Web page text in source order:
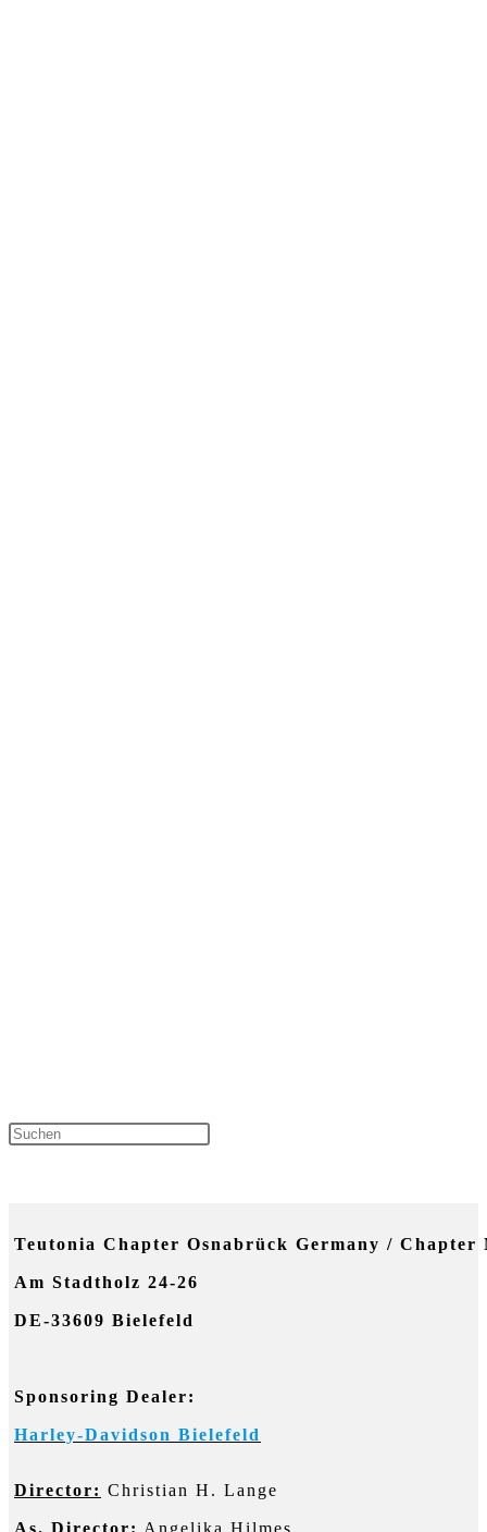
Teutonia Chapter Osnabrück Germany / Chapter
Am Stadtholz 24-26
DE-33609 Bielefeld
Sponsoring Dealer:
Harley-Davidson Bielefeld
Director: Christian H. Lange